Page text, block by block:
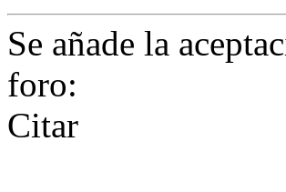
Se añade la
foro:
Citar